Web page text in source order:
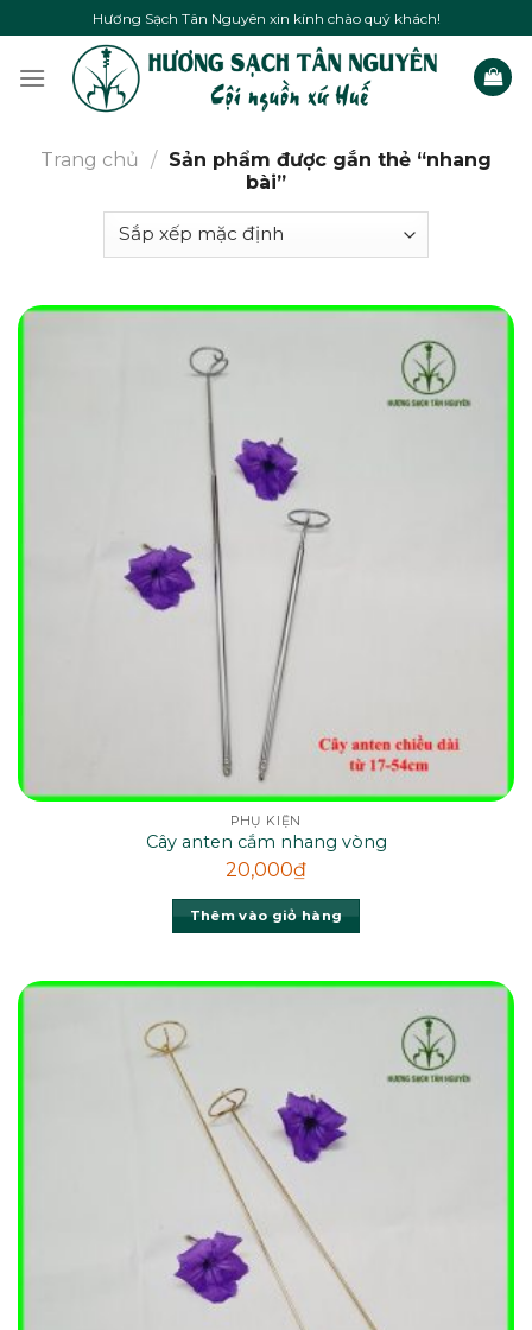
to
content
Hương Sạch Tân Nguyên xin kính chào quý khách!
Trang chủ / Sản phẩm được gắn thẻ “nhang
bài”
PHỤ KIỆN
Cây anten cắm nhang vòng
20,000₫
Thêm vào giỏ hàng